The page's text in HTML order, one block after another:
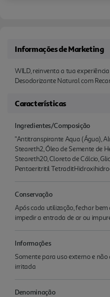
Informações de Marketing
WILD, reinventa a tua
Desodorizante Natural com
Características
Ingredientes/Composição
"Antitranspirante Aqua (Água),
Steareth2, Óleo de Semente de
Steareth20, Cloreto de Cálcio,
Pentaeritritil
Conservação
Após cada utilização, fechar
impedir a entrada de ar ou
Informações
Somente para uso externo e
irritada
Denominação